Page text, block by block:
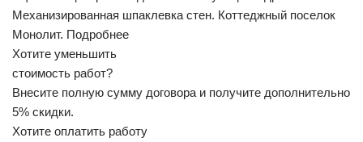
Механизированная шпаклевка стен. Коттеджный поселок
Монолит. Подробнее
Хотите уменьшить
стоимость работ?
Внесите полную сумму договора и получите дополнительно
5% скидки.
Хотите оплатить работу